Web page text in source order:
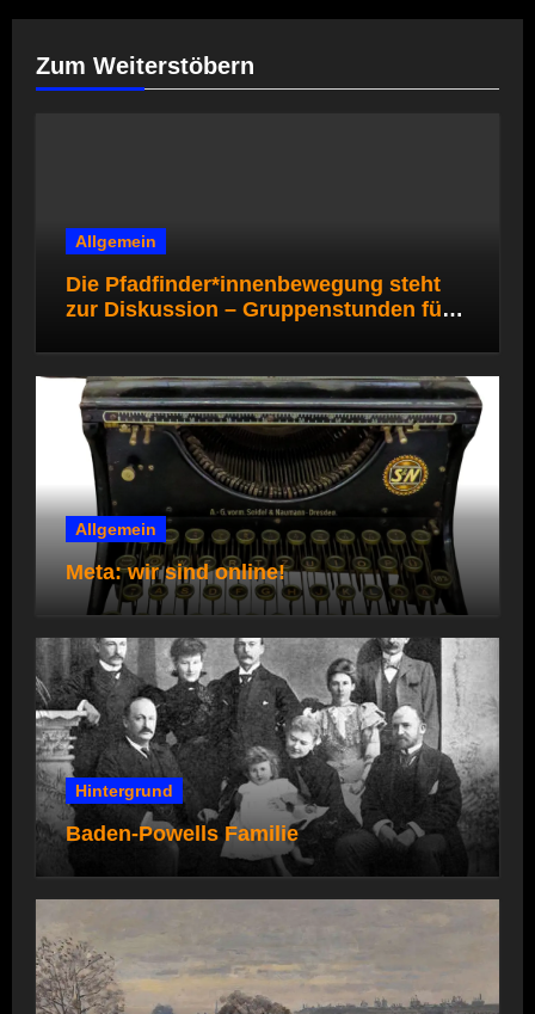
Zum Weiterstöbern
Allgemein
Die Pfadfinder*innenbewegung steht
zur Diskussion – Gruppenstunden für
Allgemein
Meta: wir sind online!
Hintergrund
Baden-Powells Familie